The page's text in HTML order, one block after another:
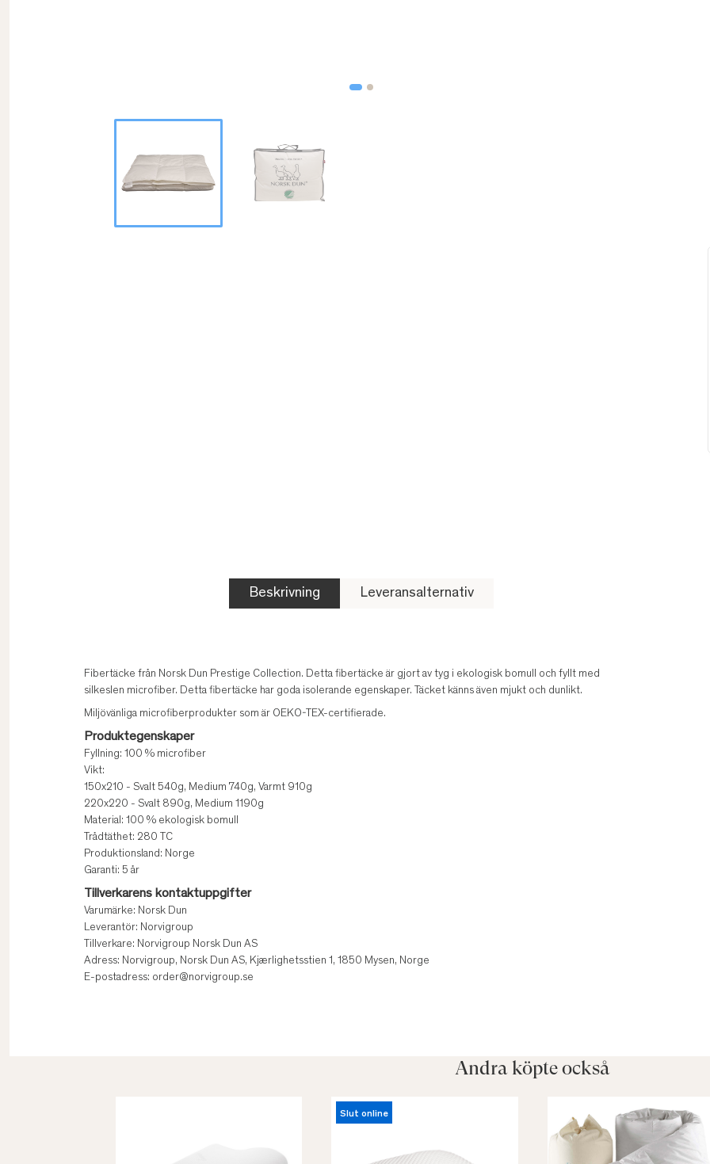
Beskrivning Leveransalternativ
Fibertäcke från Norsk Dun Prestige Collection. Detta fibertäcke är gjort av tyg i ekologisk bomull och fyllt med
silkeslen microfiber. Detta fibertäcke har goda isolerande egenskaper. Täcket känns även mjukt och dunlikt.
Miljövänliga microfiberprodukter som är OEKO-TEX-certifierade.
Produktegenskaper
Fyllning: 100 % microfiber
Vikt:
150x210 - Svalt 540g, Medium 740g, Varmt 910g
220x220 - Svalt 890g, Medium 1190g
Material: 100 % ekologisk bomull
Trådtäthet: 280 TC
Produktionsland: Norge
Garanti: 5 år
Tillverkarens kontaktuppgifter
Varumärke: Norsk Dun
Leverantör: Norvigroup
Tillverkare: Norvigroup Norsk Dun AS
Adress: Norvigroup, Norsk Dun AS, Kjærlighetsstien 1, 1850 Mysen, Norge
E-postadress: order@norvigroup.se
Andra köpte också
Slut online